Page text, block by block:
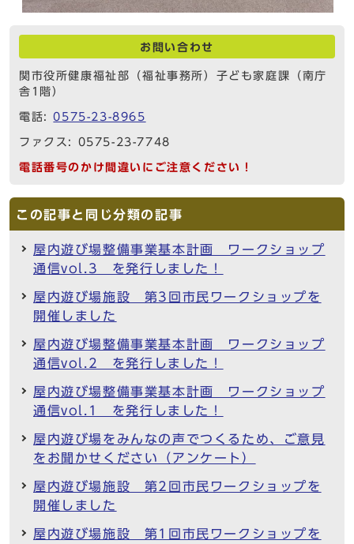
お問い合わせ
関市役所健康福祉部（福祉事務所）子ども家庭課（南庁
舎1階）
電話:0575-23-8965
ファクス: 0575-23-7748
電話番号のかけ間違いにご注意ください！
この記事と同じ分類の記事
屋内遊び場整備事業基本計画 ワークショップ
通信vol.3 を発行しました！
屋内遊び場施設 第3回市民ワークショップを
開催しました
屋内遊び場整備事業基本計画 ワークショップ
通信vol.2 を発行しました！
屋内遊び場整備事業基本計画 ワークショップ
通信vol.1 を発行しました！
屋内遊び場をみんなの声でつくるため、ご意見
をお聞かせください（アンケート）
屋内遊び場施設 第2回市民ワークショップを
開催しました
屋内遊び場施設 第1回市民ワークショップを